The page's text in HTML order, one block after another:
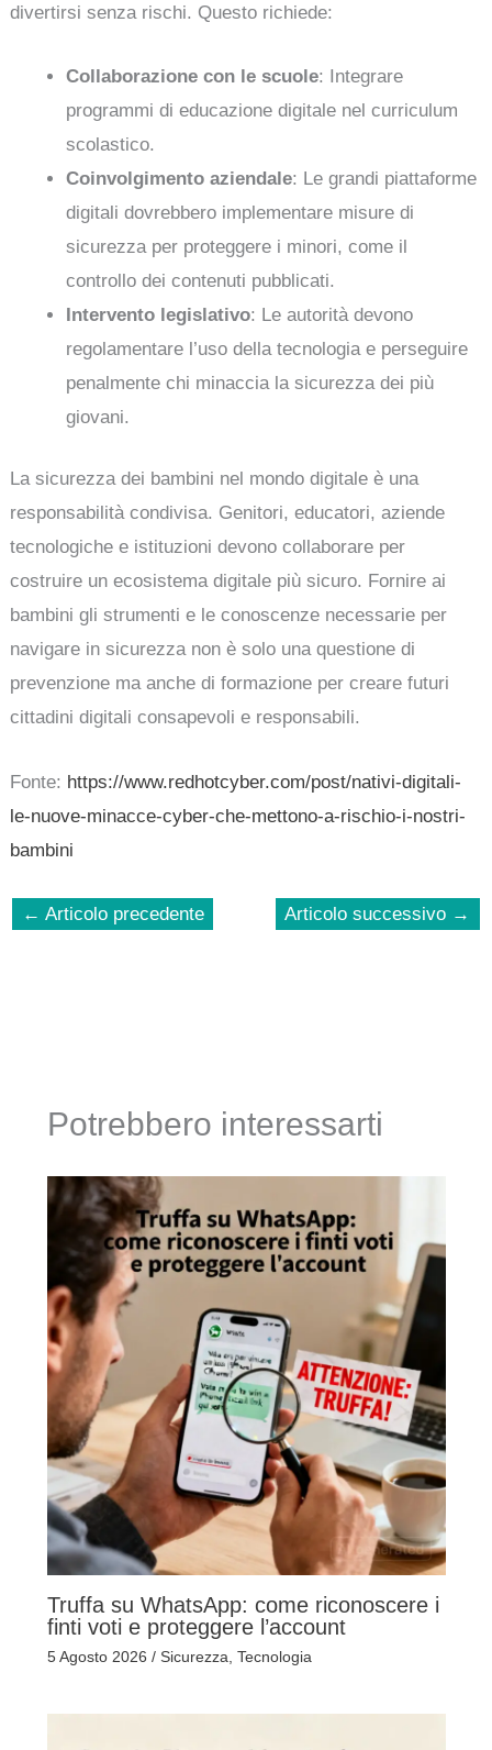
divertirsi senza rischi. Questo richiede:
Collaborazione con le scuole: Integrare
programmi di educazione digitale nel curriculum
scolastico.
Coinvolgimento aziendale: Le grandi piattaforme
digitali dovrebbero implementare misure di
sicurezza per proteggere i minori, come il
controllo dei contenuti pubblicati.
Intervento legislativo: Le autorità devono
regolamentare l’uso della tecnologia e perseguire
penalmente chi minaccia la sicurezza dei più
giovani.
La sicurezza dei bambini nel mondo digitale è una
responsabilità condivisa. Genitori, educatori, aziende
tecnologiche e istituzioni devono collaborare per
costruire un ecosistema digitale più sicuro. Fornire ai
bambini gli strumenti e le conoscenze necessarie per
navigare in sicurezza non è solo una questione di
prevenzione ma anche di formazione per creare futuri
cittadini digitali consapevoli e responsabili.
Fonte: https://www.redhotcyber.com/post/nativi-digitali-
le-nuove-minacce-cyber-che-mettono-a-rischio-i-nostri-
bambini
← Articolo precedente Articolo successivo →
Potrebbero interessarti
Truffa su WhatsApp: come riconoscere i
finti voti e proteggere l’account
5 Agosto 2026 / Sicurezza Tecnologia